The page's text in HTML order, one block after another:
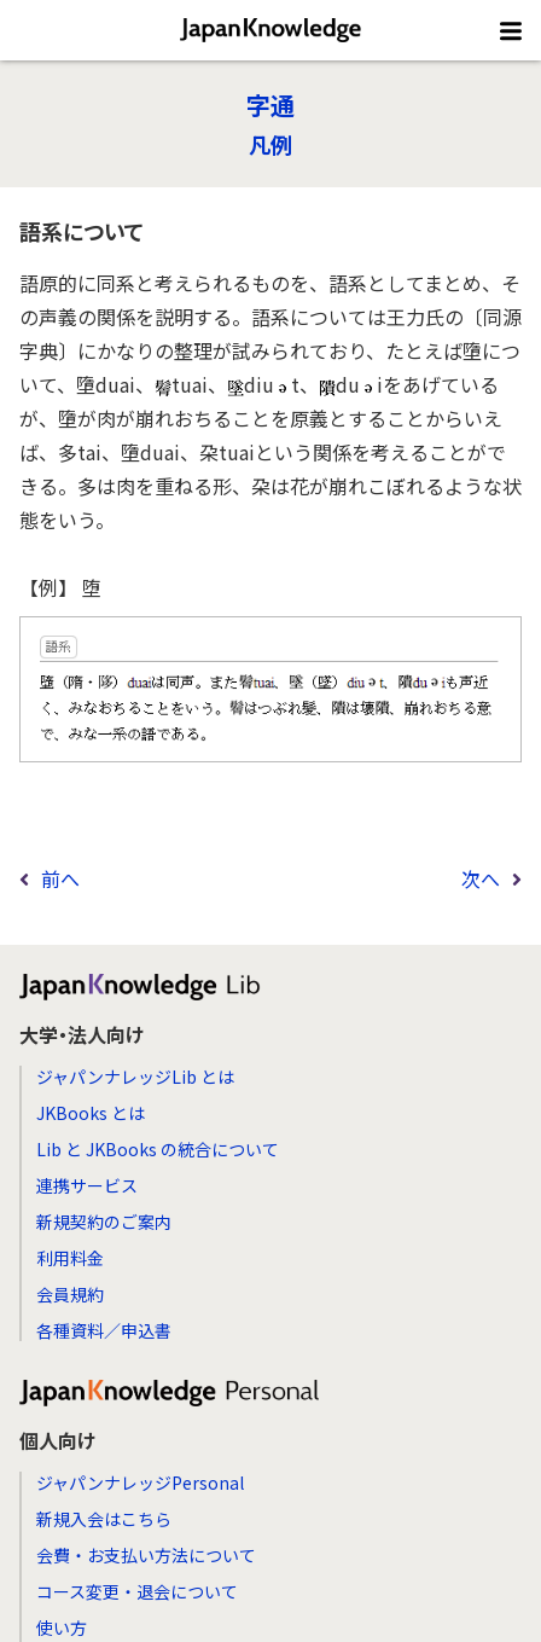
字通
凡例
語系について
語原的に同系と考えられるものを、語系としてまとめ、そ
の声義の関係を説明する。語系については王力氏の〔同源
字典〕にかなりの整理が試みられており、たとえば墮につ
いて、墮duai、
tuai、 diu t、 du
iをあげている
が、墮が肉が崩れおちることを原義とすることからいえ
ば、多tai、墮duai、朶tuaiという関係を考えることがで
きる。多は肉を重ねる形、朶は花が崩れこぼれるような状
態をいう。
【例】 堕
前へ 次へ
大学・法人向け
ジャパンナレッジLib とは
JKBooks とは
Lib と JKBooks の統合について
連携サービス
新規契約のご案内
利用料金
会員規約
各種資料／申込書
個人向け
ジャパンナレッジPersonal
新規入会はこちら
会費・お支払い方法について
コース変更・退会について
使い方